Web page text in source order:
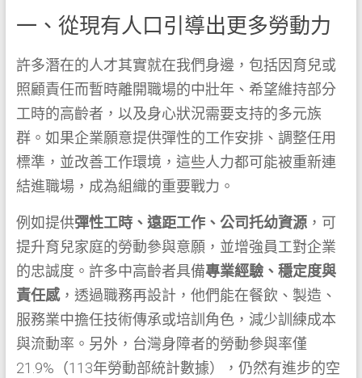
一、從現有人口引導出更多勞動力
許多潛在的人才其實就在我們身邊，包括因育兒或
照顧責任而暫時離開職場的中壯年、希望維持部分
工時的高齡者，以及身心狀況需要支持的多元族
群。如果企業願意提供彈性的工作安排、調整任用
標準，並改善工作環境，這些人力都可能被重新連
結進職場，成為組織的重要戰力。
例如提供彈性工時、遠距工作、公司托幼資源，可
提升育兒家庭的勞動參與意願，並增強員工對企業
的忠誠度。許多中高齡者具備專業經驗、穩定度與
責任感，透過職務再設計，他們能在餐飲、製造、
服務業中擔任技術傳承或培訓角色，減少訓練成本
與流動率。另外，台灣身障者的勞動參與率僅
21.9%（113年勞動部統計數據），仍然有進步的空